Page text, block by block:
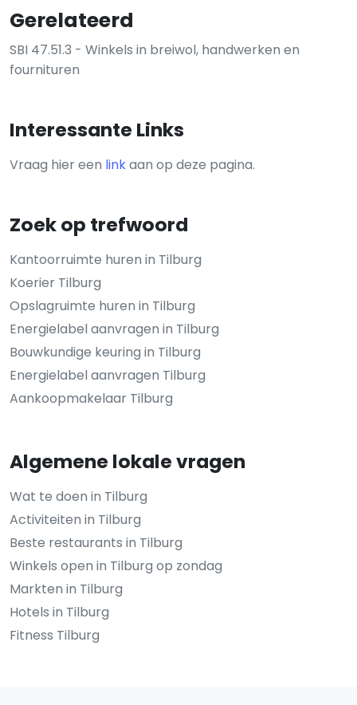
Gerelateerd
SBI 47.51.3 - Winkels in breiwol, handwerken en
fournituren
Interessante Links
Vraag hier een linkaan op deze pagina.
Zoek op trefwoord
Kantoorruimte huren in Tilburg
Koerier Tilburg
Opslagruimte huren in Tilburg
Energielabel aanvragen in Tilburg
Bouwkundige keuring in Tilburg
Energielabel aanvragen Tilburg
Aankoopmakelaar Tilburg
Algemene lokale vragen
Wat te doen in Tilburg
Activiteiten in Tilburg
Beste restaurants in Tilburg
Winkels open in Tilburg op zondag
Markten in Tilburg
Hotels in Tilburg
Fitness Tilburg